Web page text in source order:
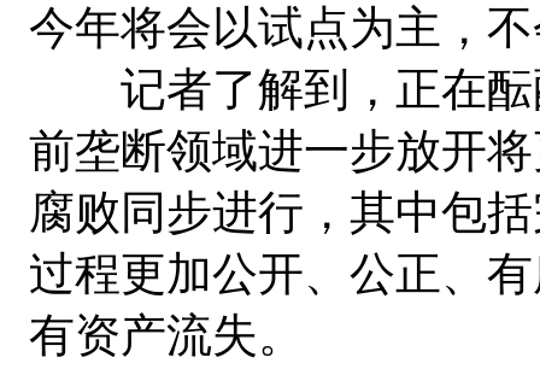
今年将会以试点为主，
记者了解到，正在酝
前垄断领域进一步放开
腐败同步进行，其中包
过程更加公开、公正、
有资产流失。